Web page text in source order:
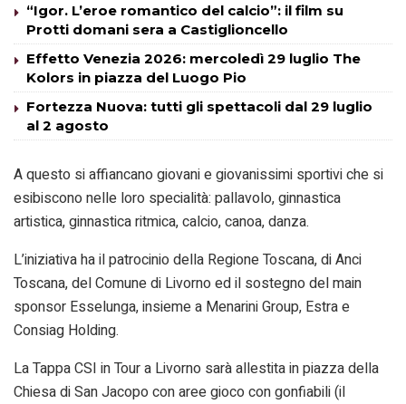
“Igor. L’eroe romantico del calcio”: il film su
Protti domani sera a Castiglioncello
Effetto Venezia 2026: mercoledì 29 luglio The
Kolors in piazza del Luogo Pio
Fortezza Nuova: tutti gli spettacoli dal 29 luglio
al 2 agosto
A questo si affiancano giovani e giovanissimi sportivi che si
esibiscono nelle loro specialità: pallavolo, ginnastica
artistica, ginnastica ritmica, calcio, canoa, danza.
L’iniziativa ha il patrocinio della Regione Toscana, di Anci
Toscana, del Comune di Livorno ed il sostegno del main
sponsor Esselunga, insieme a Menarini Group, Estra e
Consiag Holding.
La Tappa CSI in Tour a Livorno sarà allestita in piazza della
Chiesa di San Jacopo con aree gioco con gonfiabili (il